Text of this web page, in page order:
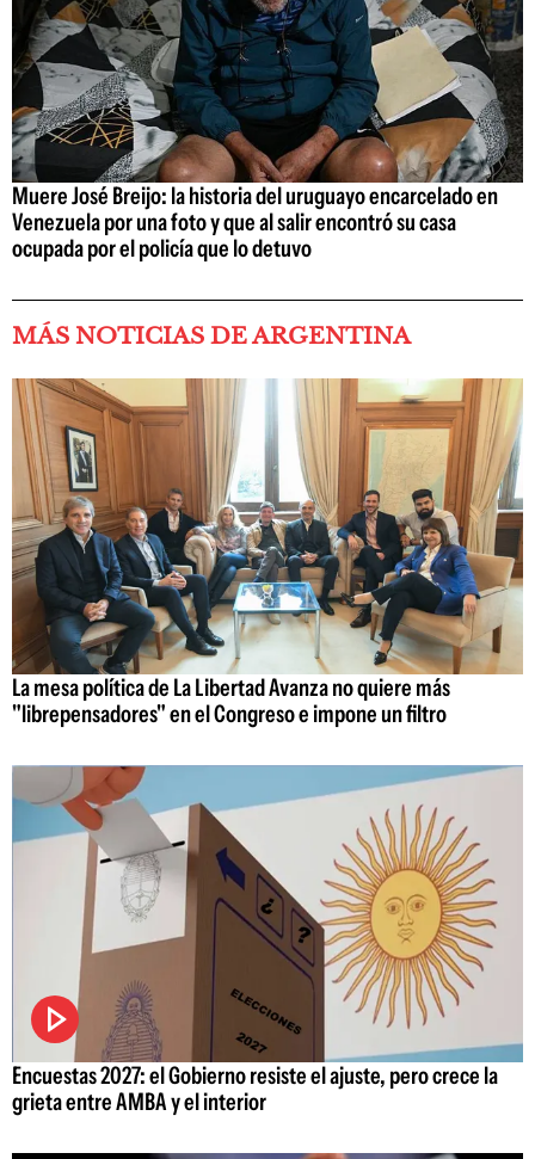
Muere José Breijo: la historia del uruguayo encarcelado en
Venezuela por una foto y que al salir encontró su casa
ocupada por el policía que lo detuvo
MÁS NOTICIAS DE ARGENTINA
La mesa política de La Libertad Avanza no quiere más
"librepensadores" en el Congreso e impone un filtro
Encuestas 2027: el Gobierno resiste el ajuste, pero crece la
grieta entre AMBA y el interior